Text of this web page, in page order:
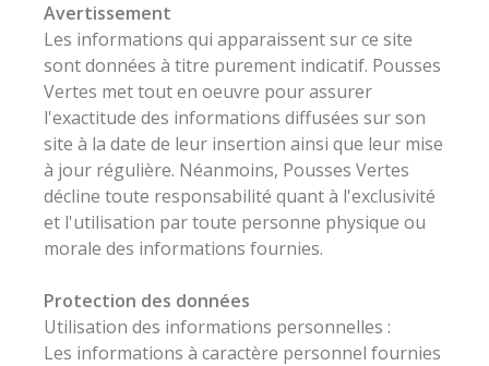
Avertissement
Les informations qui apparaissent sur ce site
sont données à titre purement indicatif. Pousses
Vertes met tout en oeuvre pour assurer
l'exactitude des informations diffusées sur son
site à la date de leur insertion ainsi que leur mise
à jour régulière. Néanmoins, Pousses Vertes
décline toute responsabilité quant à l'exclusivité
et l'utilisation par toute personne physique ou
morale des informations fournies.
Protection des données
Utilisation des informations personnelles :
Les informations à caractère personnel fournies